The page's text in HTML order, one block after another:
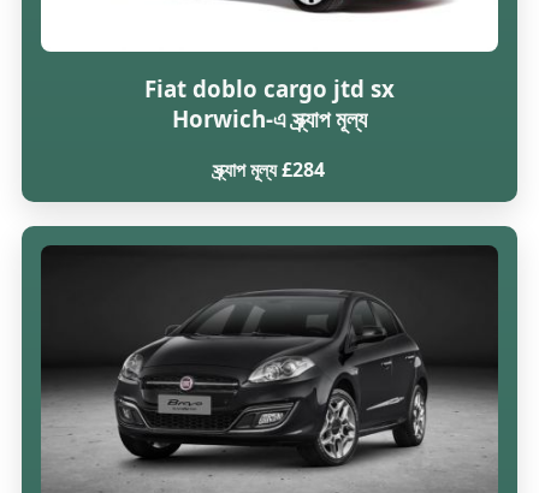
Fiat doblo cargo jtd sx
Horwich-এ স্ক্র্যাপ মূল্য
স্ক্র্যাপ মূল্য £284